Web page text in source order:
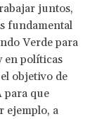
juntos,
fundamental
Verde para
en políticas
objetivo de
para que
ejemplo, a